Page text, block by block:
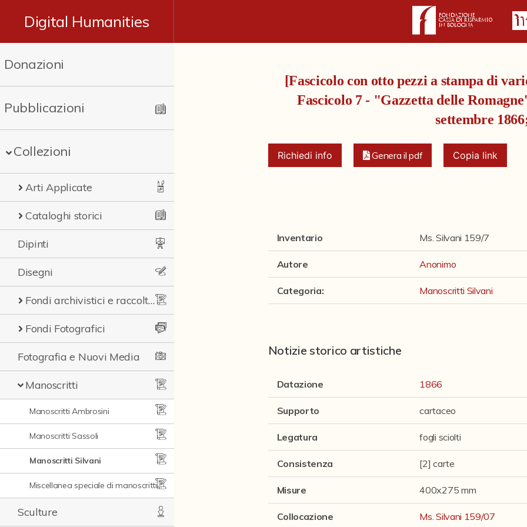
Digital Humanities
Donazioni
Pubblicazioni
Collezioni
Arti Applicate
Cataloghi storici
Dipinti
Disegni
Fondi archivistici e raccolte documentarie
Fondi Fotografici
Fotografia e Nuovi Media
Manoscritti
Manoscritti Ambrosini
Manoscritti Sassoli
Manoscritti Silvani
Miscellanea speciale di manoscritti e materiali documentari
Sculture
[Fascicolo con otto pezzi a stampa di
Fascicolo 7 - "Gazzetta delle
settembre
Richiedi info Genera il pdf Copia link
Inventario Ms. Silvani 159/7
Autore Anonimo
Categoria: Manoscritti Silvani
Notizie storico artistiche
Datazione 1866
Supporto cartaceo
Legatura fogli sciolti
Consistenza [2] carte
Misure 400x275 mm
Collocazione Ms. Silvani 159/07
[Fascicolo con otto pezzi a stampa di vario genere].